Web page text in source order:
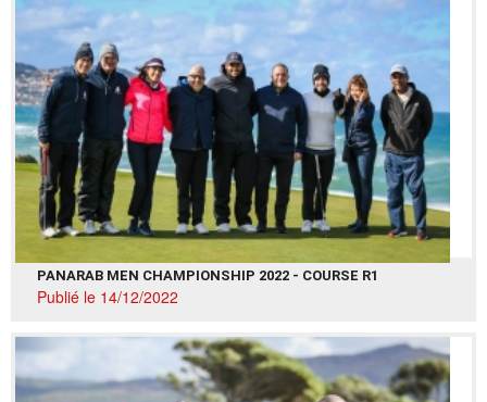
PANARAB MEN CHAMPIONSHIP 2022 - COURSE R1
Publié le 14/12/2022